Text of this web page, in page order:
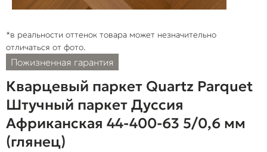
*в реальности оттенок товара может незначительно
отличаться от фото.
Пожизненная гарантия
Кварцевый паркет Quartz Parquet
Штучный паркет Дуссия
Африканская 44-400-63 5/0,6 мм
(глянец)